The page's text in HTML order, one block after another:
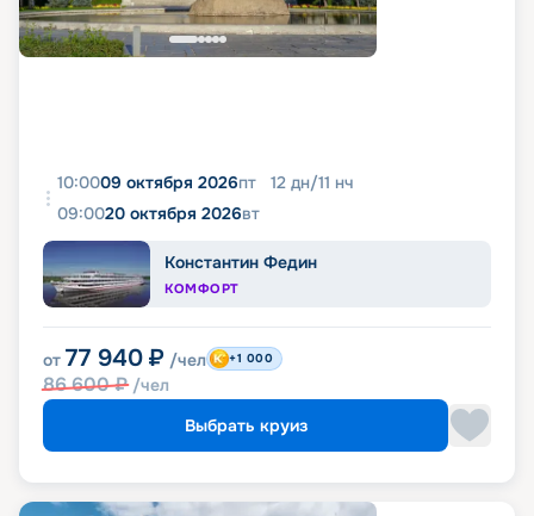
10:0009 октября 2026пт 12 дн/11 нч
09:0020 октября 2026вт
Константин Федин
КОМФОРТ
от 77 940 ₽ /чел
86 600₽ /чел
+1 000
Выбрать круиз